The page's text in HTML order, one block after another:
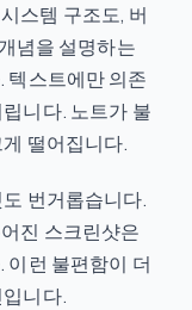
스템 구조도, 버
념을 설명하는
텍스트에만 의존
니다. 노트가 불
떨어집니다.
번거롭습니다.
진 스크린샷은
이런 불편함이 더
니다.